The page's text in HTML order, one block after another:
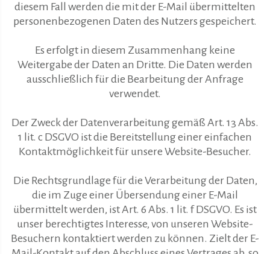
diesem Fall werden die mit der E-Mail übermittelten
personenbezogenen Daten des Nutzers gespeichert.
Es erfolgt in diesem Zusammenhang keine
Weitergabe der Daten an Dritte. Die Daten werden
ausschließlich für die Bearbeitung der Anfrage
verwendet.
Der Zweck der Datenverarbeitung gemäß Art. 13 Abs.
1 lit. c DSGVO ist die Bereitstellung einer einfachen
Kontaktmöglichkeit für unsere Website-Besucher.
Die Rechtsgrundlage für die Verarbeitung der Daten,
die im Zuge einer Übersendung einer E-Mail
übermittelt werden, ist Art. 6 Abs. 1 lit. f DSGVO. Es ist
unser berechtigtes Interesse, von unseren Website-
Besuchern kontaktiert werden zu können. Zielt der E-